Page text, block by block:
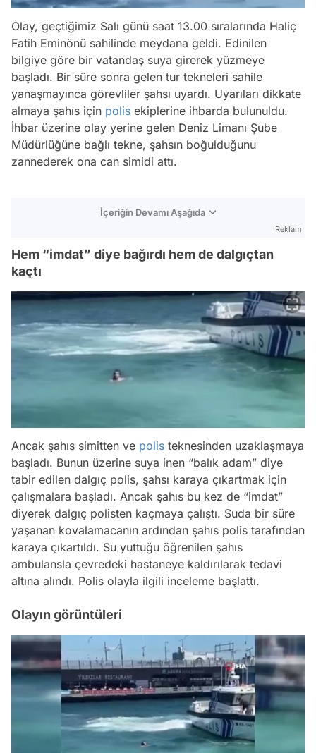
Olay, geçtiğimiz Salı günü saat 13.00 sıralarında Haliç
Fatih Eminönü sahilinde meydana geldi. Edinilen
bilgiye göre bir vatandaş suya girerek yüzmeye
başladı. Bir süre sonra gelen tur tekneleri sahile
yanaşmayınca görevliler şahsı uyardı. Uyarıları dikkate
almaya şahıs için polis ekiplerine ihbarda bulunuldu.
İhbar üzerine olay yerine gelen Deniz Limanı Şube
Müdürlüğüne bağlı tekne, şahsın boğulduğunu
zannederek ona can simidi attı.
İçeriğin Devamı Aşağıda
Reklam
Hem “imdat” diye bağırdı hem de dalgıçtan
kaçtı
Ancak şahıs simitten ve polis teknesinden uzaklaşmaya
başladı. Bunun üzerine suya inen “balık adam” diye
tabir edilen dalgıç polis, şahsı karaya çıkartmak için
çalışmalara başladı. Ancak şahıs bu kez de “imdat”
diyerek dalgıç polisten kaçmaya çalıştı. Suda bir süre
yaşanan kovalamacanın ardından şahıs polis tarafından
karaya çıkartıldı. Su yuttuğu öğrenilen şahıs
ambulansla çevredeki hastaneye kaldırılarak tedavi
altına alındı. Polis olayla ilgili inceleme başlattı.
Olayın görüntüleri